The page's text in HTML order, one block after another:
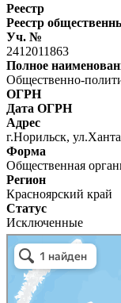
Реестр
Реестр
Уч. №
2412011863
Полное
Общественно-
ОГРН
Дата ОГРН
Адрес
г.Норильск,
Форма
Общественная
Регион
Красноярский край
Статус
Исключенные